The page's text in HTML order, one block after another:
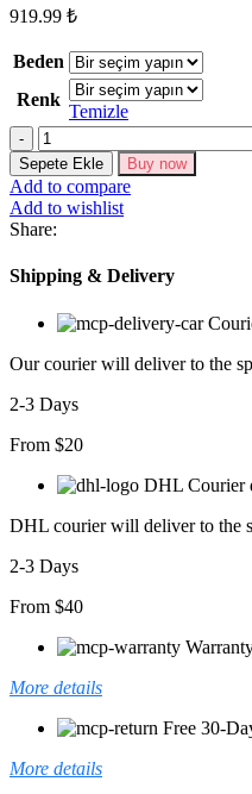
919.99 ₺
Beden
Renk
Temizle
Kadın
Uzun
Kollu
Tek
Omuzu
Açık
Detaylı
Viskon
Iplik
Ve
Ikili
Takım
adet
Sepete Ekle Buy now
Add to compare
Add to wishlist
Share:
Shipping & Delivery
Our courier will deliver to the
2-3 Days
From $20
DHL Courier
DHL courier will deliver to the
2-3 Days
From $40
More details
Free 30-
More details